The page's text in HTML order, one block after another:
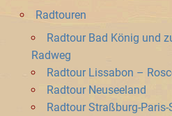
Radtouren
Radtour Bad König und
Radweg
Radtour Lissabon –
Radtour Neuseeland
Radtour Straßburg-